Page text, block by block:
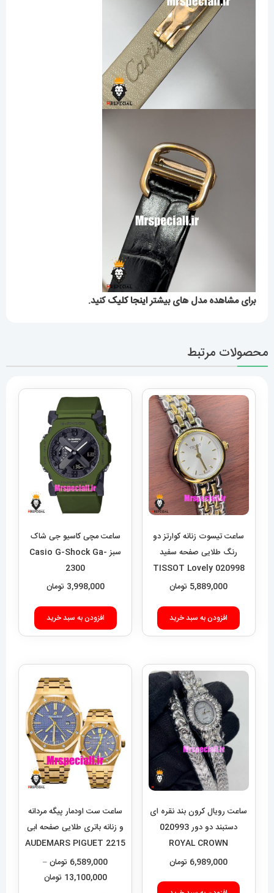
برای مشاهده مدل های بیشتراینجا کلیککنید.
محصولات مرتبط
ساعت تیسوت زنانه کوارتز دو
رنگ طلایی صفحه سفید
020998 TISSOT Lovely
5,889,000 تومان
افزودن به سبد خرید
ساعت مچی کاسیو جی شاک
سبز Casio G-Shock Ga-
2300
3,998,000 تومان
افزودن به سبد خرید
ساعت رویال کرون بند نقره ای
دستبند دو دور 020993
ROYAL CROWN
6,989,000 تومان
ساعت ست اودمار پیگه مردانه
و زنانه باتری طلایی صفحه ابی
2215 AUDEMARS PIGUET
ROYAL
6,589,000 تومان–
13,100,000 تومانمحدوده